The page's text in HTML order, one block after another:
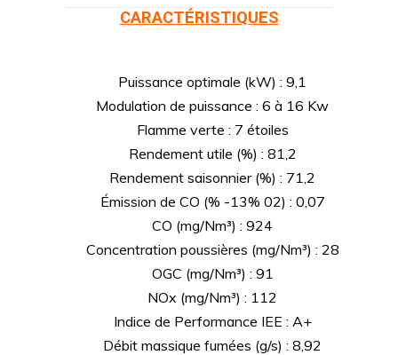
CARACTÉRISTIQUES
Puissance optimale (kW) : 9,1
Modulation de puissance : 6 à 16 Kw
Flamme verte : 7 étoiles
Rendement utile (%) : 81,2
Rendement saisonnier (%) : 71,2
Émission de CO (% -13% 02) : 0,07
CO (mg/Nm³) : 924
Concentration poussières (mg/Nm³) : 28
OGC (mg/Nm³) : 91
NOx (mg/Nm³) : 112
Indice de Performance IEE : A+
Débit massique fumées (g/s) : 8,92